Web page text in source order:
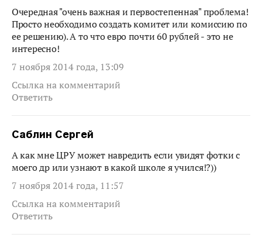
Очередная "очень важная и первостепенная" проблема!
Просто необходимо создать комитет или комиссию по
ее решению). А то что евро почти 60 рублей - это не
интересно!
7 ноября 2014 года, 13:09
Ссылка на комментарий
Ответить
Саблин Сергей
А как мне ЦРУ может навредить если увидят фотки с
моего др или узнают в какой школе я учился!?))
7 ноября 2014 года, 11:57
Ссылка на комментарий
Ответить